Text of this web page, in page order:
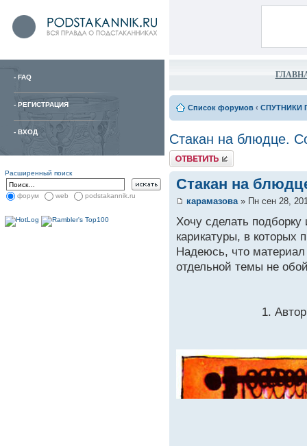
- FAQ
- РЕГИСТРАЦИЯ
- ВХОД
Расширенный поиск
форум web podstakannik.ru
Список форумов ‹ СПУТНИКИ
Стакан на блюдце.
Стакан на
карамазова» Пн сен 28,
Хочу сделать
карикатуры, в которых
Надеюсь, что
отдельной темы не
1.